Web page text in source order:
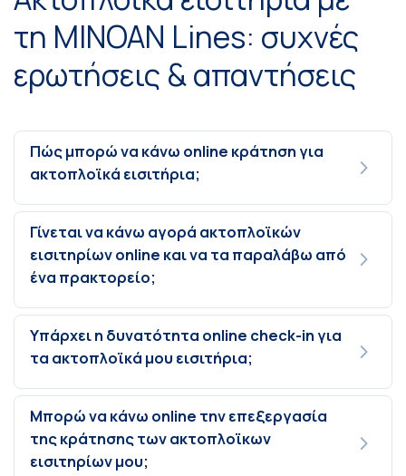
τη MINOAN Lines: συχνές
ερωτήσεις & απαντήσεις
Πώς μπορώ να κάνω online κράτηση για
ακτοπλοϊκά εισιτήρια;
Γίνεται να κάνω αγορά ακτοπλοϊκών
εισιτηρίων online και να τα παραλάβω από
ένα πρακτορείο;
Υπάρχει η δυνατότητα online check-in για
τα ακτοπλοϊκά μου εισιτήρια;
Μπορώ να κάνω online την επεξεργασία
της κράτησης των ακτοπλοϊκων
εισιτηρίων μου;